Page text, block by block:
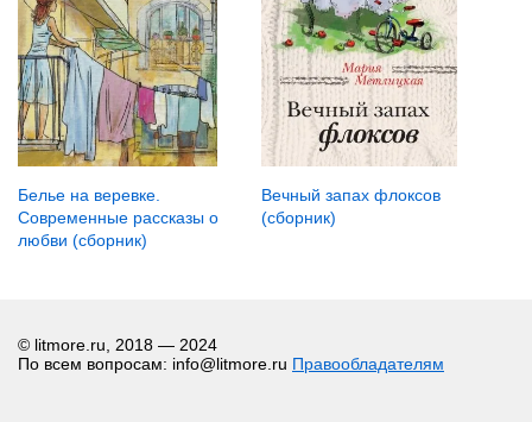
Белье на веревке.
Современные рассказы о
любви (сборник)
Вечный запах флоксов
(сборник)
© litmore.ru, 2018 — 2024
По всем вопросам: info@litmore.ru Правообладателям